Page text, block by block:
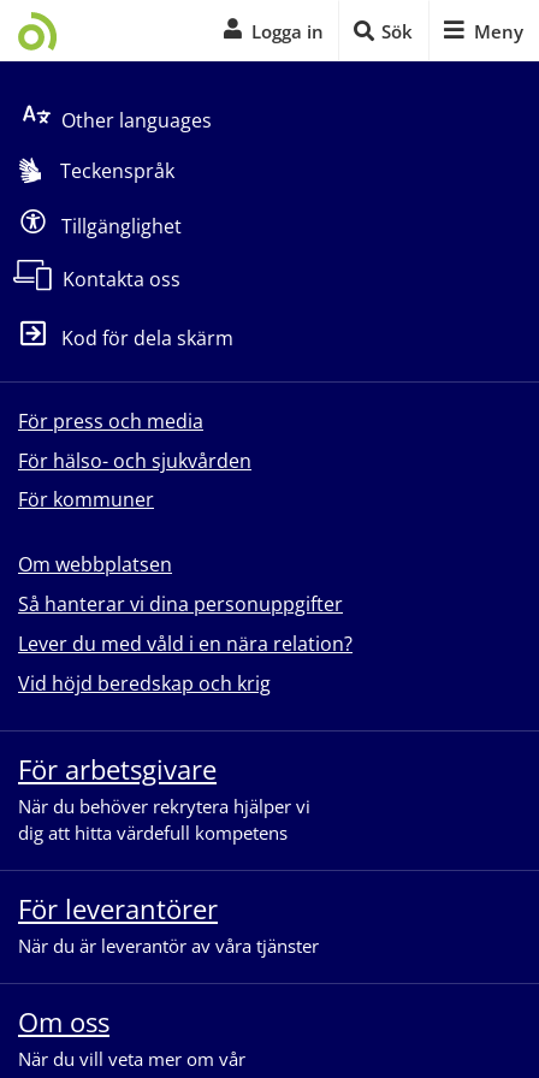
Logga in Sök Meny
Other languages
Teckenspråk
Tillgänglighet
Kontakta oss
Kod för dela skärm
För press och media
För hälso- och sjukvården
För kommuner
Om webbplatsen
Så hanterar vi dina personuppgifter
Lever du med våld i en nära relation?
Vid höjd beredskap och krig
För arbetsgivare
När du behöver rekrytera hjälper vi
dig att hitta värdefull kompetens
För leverantörer
När du är leverantör av våra tjänster
Om oss
När du vill veta mer om vår